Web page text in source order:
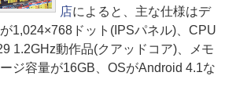
店によると、主な仕様はデ
1,024×768ドット(IPSパネル)、CPU
1.2GHz動作品(クアッドコア)、メモ
ジ容量が16GB、OSがAndroid 4.1な